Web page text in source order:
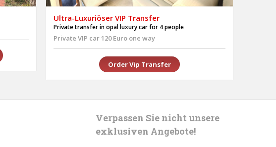
Ultra-Luxuriöser VIP Transfer
Private transfer in opal luxury car for 4 people
Private VIP car 120 Euro one way
Order Vip Transfer
Verpassen Sie nicht unsere
exklusiven Angebote!